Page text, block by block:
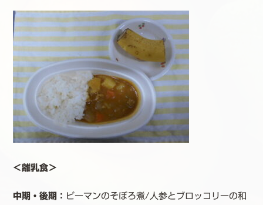
＜離乳食＞
中期・後期 ： ピーマンのそぼろ煮/人参とブロッコリーの和